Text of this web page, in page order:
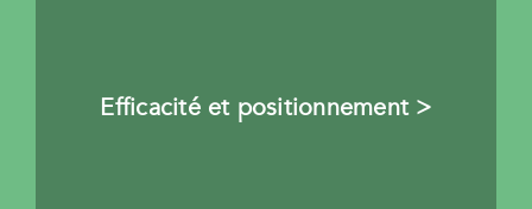
Efficacité et positionnement >